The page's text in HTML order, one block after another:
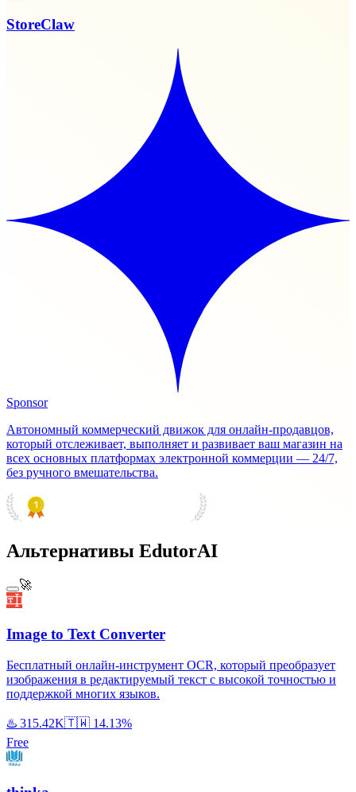
StoreClaw
Sponsor
Автономный коммерческий движок для онлайн-продавцов,
который отслеживает, выполняет и развивает ваш магазин на
всех основных платформах электронной коммерции — 24/7,
без ручного вмешательства.
Альтернативы EdutorAI
🚀
Image to Text Converter
Бесплатный онлайн-инструмент OCR, который преобразует
изображения в редактируемый текст с высокой точностью и
поддержкой многих языков.
♨️ 315.42K🇹🇼 14.13%
Free